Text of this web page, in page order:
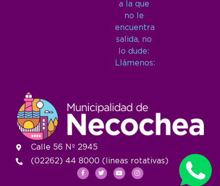
a la que
no le
encuentra
salida, no
lo dude:
Llámenos:
Calle 56 Nº 2945
(02262) 44 8000 (lineas rotativas)